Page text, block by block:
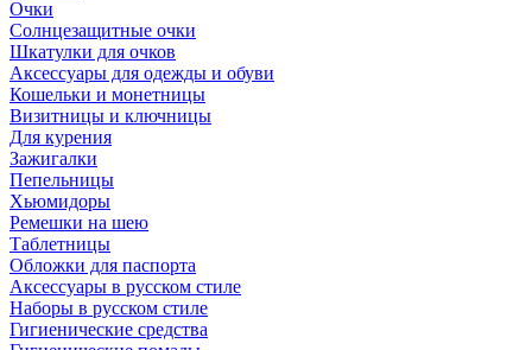
Очки
Солнцезащитные очки
Шкатулки для очков
Аксессуары для одежды и обуви
Кошельки и монетницы
Визитницы и ключницы
Для курения
Зажигалки
Пепельницы
Хьюмидоры
Ремешки на шею
Таблетницы
Обложки для паспорта
Аксессуары в русском стиле
Наборы в русском стиле
Гигиенические средства